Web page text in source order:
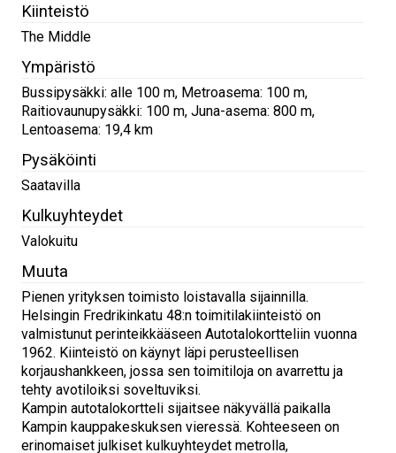
Kiinteistö
The Middle
Ympäristö
Bussipysäkki: alle 100 m, Metroasema: 100 m,
Raitiovaunupysäkki: 100 m, Juna-asema: 800 m,
Lentoasema: 19,4 km
Pysäköinti
Saatavilla
Kulkuyhteydet
Valokuitu
Muuta
Pienen yrityksen toimisto loistavalla sijainnilla.
Helsingin Fredrikinkatu 48:n toimitilakiinteistö on
valmistunut perinteikkääseen Autotalokortteliin vuonna
1962. Kiinteistö on käynyt läpi perusteellisen
korjaushankkeen, jossa sen toimitiloja on avarrettu ja
tehty avotiloiksi soveltuviksi.
Kampin autotalokortteli sijaitsee näkyvällä paikalla
Kampin kauppakeskuksen vieressä. Kohteeseen on
erinomaiset julkiset kulkuyhteydet metrolla,